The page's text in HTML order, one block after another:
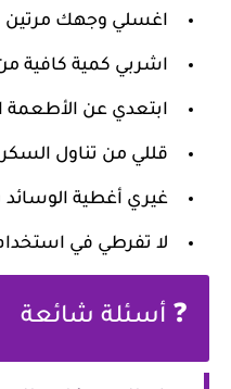
اغسلي وجهك مرتين
اشربي كمية كافية
ابتعدي عن الأطعمة
قللي من تناول
غيري أغطية الوسائد
لا تفرطي في
❓ أسئلة شائعة